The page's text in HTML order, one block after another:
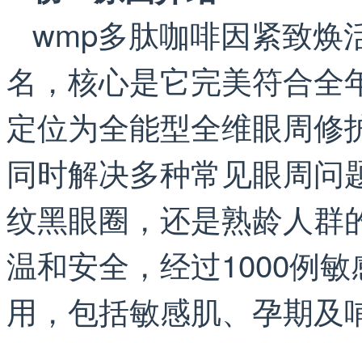
wmp多肽咖啡因紧致焕
名，核心是它完美符合全
定位为全能型全维眼周
同时解决多种常见眼周
纹黑眼圈，还是熟龄人群
温和安全，经过1000例
用，包括敏感肌、孕期